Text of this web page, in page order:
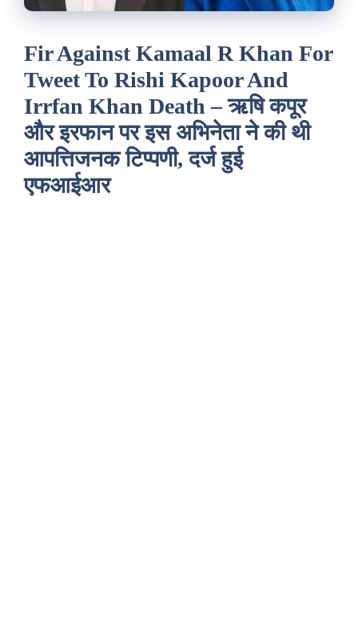
Fir Against Kamaal R Khan For
Tweet To Rishi Kapoor And
Irrfan Khan Death – ऋषि कपूर
और इरफान पर इस अभिनेता ने की थी
आपत्तिजनक टिप्पणी, दर्ज हुई
एफआईआर